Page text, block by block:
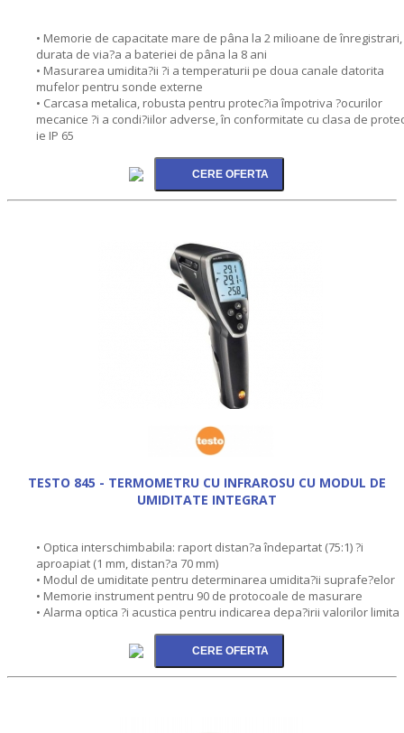
• Memorie de capacitate mare de pâna la 2 milioane de înregistrari,
durata de via?a a bateriei de pâna la 8 ani
• Masurarea umidita?ii ?i a temperaturii pe doua canale datorita
mufelor pentru sonde externe
• Carcasa metalica, robusta pentru protec?ia împotriva ?ocurilor
mecanice ?i a condi?iilor adverse, în conformitate cu clasa de
ie IP 65
TESTO 845 - TERMOMETRU CU INFRAROSU CU MODUL DE
UMIDITATE INTEGRAT
• Optica interschimbabila: raport distan?a îndepartat (75:1) ?i
aproapiat (1 mm, distan?a 70 mm)
• Modul de umiditate pentru determinarea umidita?ii suprafe?elor
• Memorie instrument pentru 90 de protocoale de masurare
• Alarma optica ?i acustica pentru indicarea depa?irii valorilor limita